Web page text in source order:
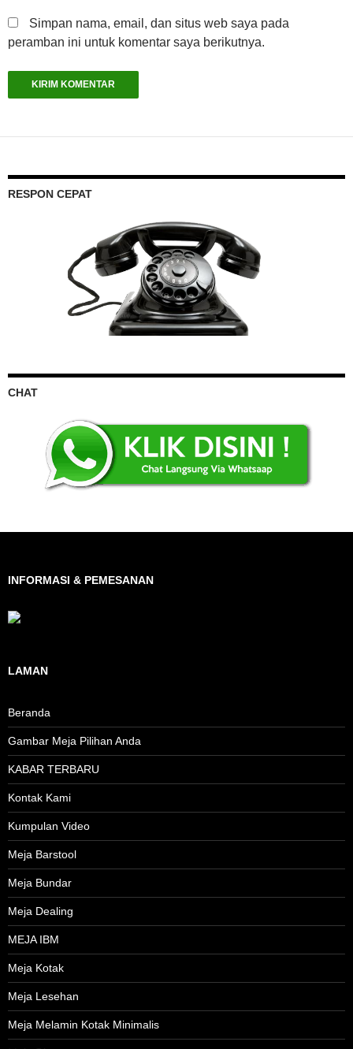
Simpan nama, email, dan situs web saya pada
peramban ini untuk komentar saya berikutnya.
RESPON CEPAT
CHAT
INFORMASI & PEMESANAN
LAMAN
Beranda
Gambar Meja Pilihan Anda
KABAR TERBARU
Kontak Kami
Kumpulan Video
Meja Barstool
Meja Bundar
Meja Dealing
MEJA IBM
Meja Kotak
Meja Lesehan
Meja Melamin Kotak Minimalis